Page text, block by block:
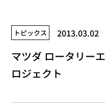
トピックス 2013.03.02
マツダ ロータリー
ロジェクト